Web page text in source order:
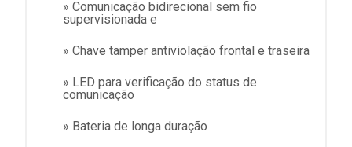
» Comunicação bidirecional sem fio
supervisionada e
» Chave tamper antiviolação frontal e traseira
» LED para verificação do status de
comunicação
» Bateria de longa duração